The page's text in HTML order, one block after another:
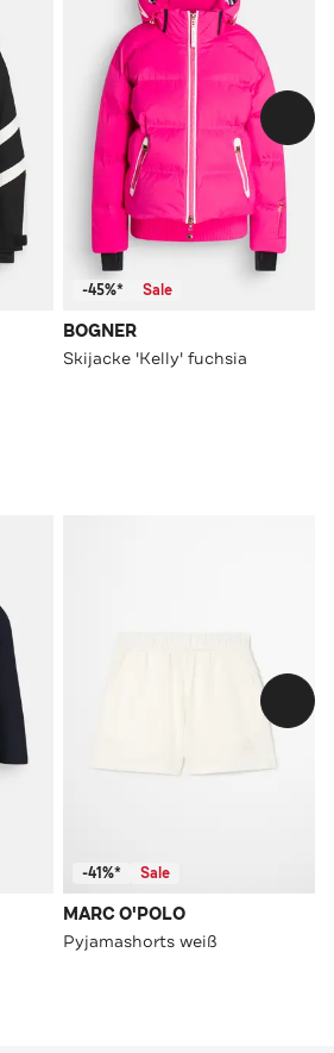
-45%* Sale
BOGNER
Skijacke 'Kelly' fuchsia
-41%* Sale
MARC O'POLO
Pyjamashorts weiß